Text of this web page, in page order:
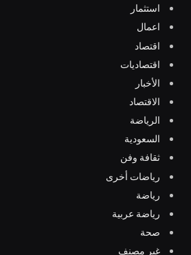
استثمار
اعمال
اقتصاد
اقتصاديات
الأخبار
الاقتصاد
الرياضة
السعودية
ثقافة وفن
رياضات أخرى
رياضة
رياضة عربية
صحة
غير مصنف